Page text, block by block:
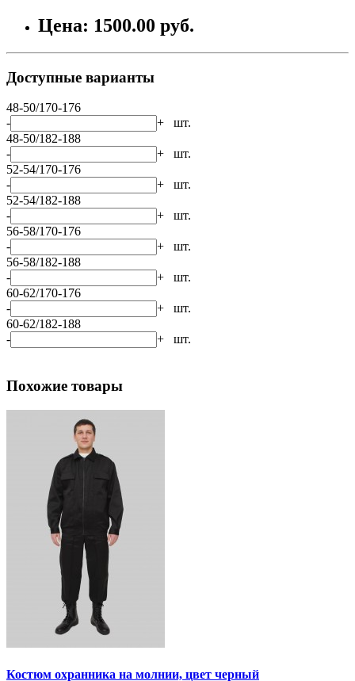
Цена: 1500.00 руб.
Доступные варианты
48-50/170-176
-
+ шт.
48-50/182-188
-
+ шт.
52-54/170-176
-
+ шт.
52-54/182-188
-
+ шт.
56-58/170-176
-
+ шт.
56-58/182-188
-
+ шт.
60-62/170-176
-
+ шт.
60-62/182-188
-
+ шт.
Похожие товары
Костюм охранника на молнии, цвет черный